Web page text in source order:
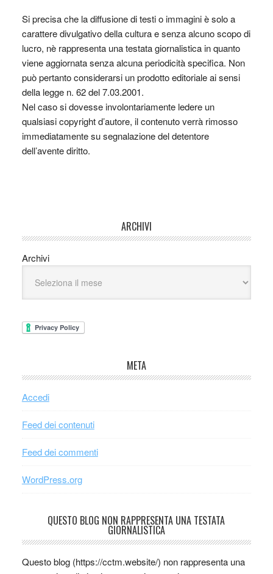
Si precisa che la diffusione di testi o immagini è solo a
carattere divulgativo della cultura e senza alcuno scopo di
lucro, nè rappresenta una testata giornalistica in quanto
viene aggiornata senza alcuna periodicità specifica. Non
può pertanto considerarsi un prodotto editoriale ai sensi
della legge n. 62 del 7.03.2001.
Nel caso si dovesse involontariamente ledere un
qualsiasi copyright d’autore, il contenuto verrà rimosso
immediatamente su segnalazione del detentore
dell’avente diritto.
ARCHIVI
Archivi
META
Accedi
Feed dei contenuti
Feed dei commenti
WordPress.org
QUESTO BLOG NON RAPPRESENTA UNA TESTATA
GIORNALISTICA
Questo blog (https://cctm.website/) non rappresenta una